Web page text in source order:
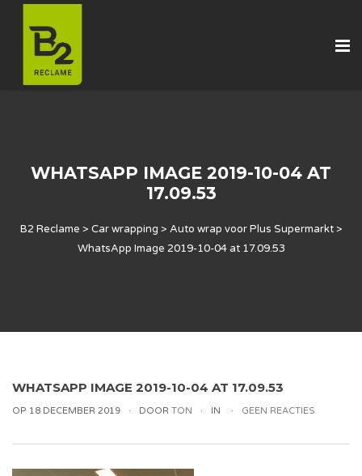
WHATSAPP IMAGE 2019-10-04 AT
17.09.53
B2 Reclame > Car wrapping > Auto wrap voor Plus Supermarkt>
WhatsApp Image 2019-10-04 at 17.09.53
WHATSAPP IMAGE 2019-10-04 AT 17.09.53
OP 18 DECEMBER 2019 DOOR TON IN GEEN REACTIES